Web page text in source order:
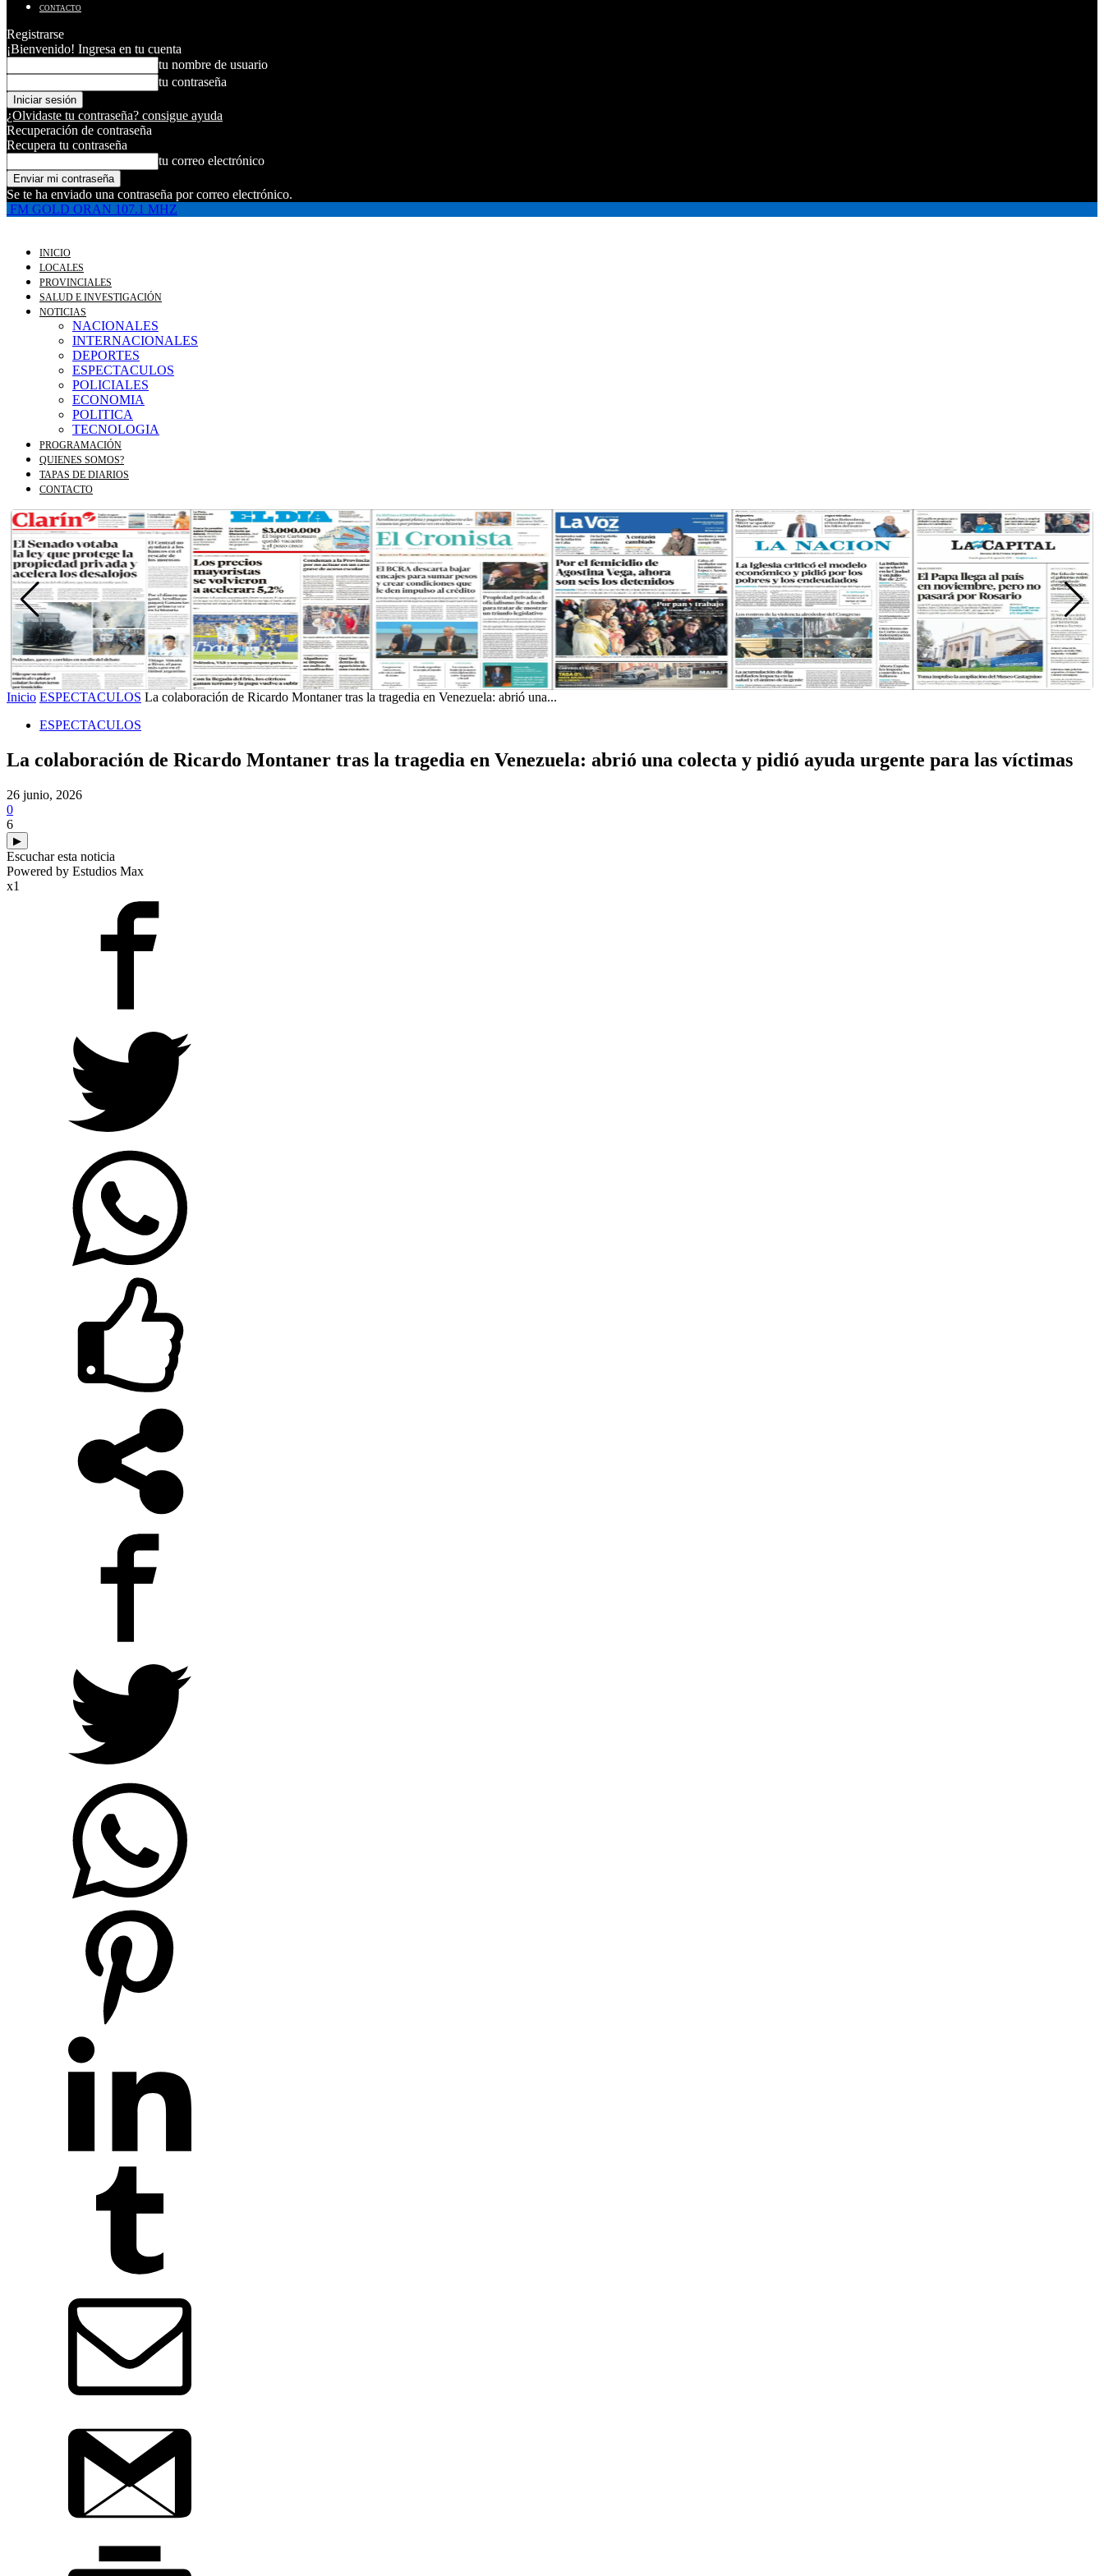
CONTACTO
Registrarse
¡Bienvenido! Ingresa en tu cuenta
tu nombre de usuario
tu contraseña
¿Olvidaste tu contraseña? consigue ayuda
Recuperación de contraseña
Recupera tu contraseña
tu correo electrónico
Se te ha enviado una contraseña por correo electrónico.
FM GOLD ORAN 107.1 MHZ
INICIO
LOCALES
PROVINCIALES
SALUD E INVESTIGACIÓN
NOTICIAS
NACIONALES
INTERNACIONALES
DEPORTES
ESPECTACULOS
POLICIALES
ECONOMIA
POLITICA
TECNOLOGIA
PROGRAMACIÓN
QUIENES SOMOS?
TAPAS DE DIARIOS
CONTACTO
Inicio ESPECTACULOS La colaboración de Ricardo Montaner tras la tragedia en Venezuela: abrió una...
ESPECTACULOS
La colaboración de Ricardo Montaner tras la tragedia en Venezuela: abrió una colecta y pidió ayuda urgente para las víctimas
26 junio, 2026
0
6
▶
Escuchar esta noticia
Powered by Estudios Max
x1